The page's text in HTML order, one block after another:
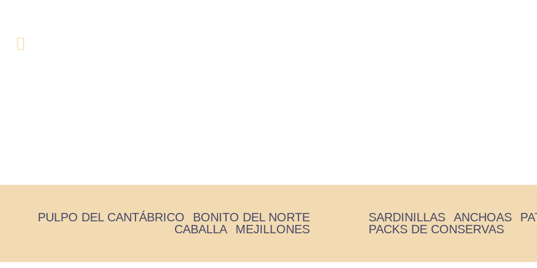
PULPO DEL CANTÁBRICO
BONITO DEL NORTE
CABALLA
MEJILLONES
SARDINILLAS ANCHOAS
PACKS DE CONSERVAS